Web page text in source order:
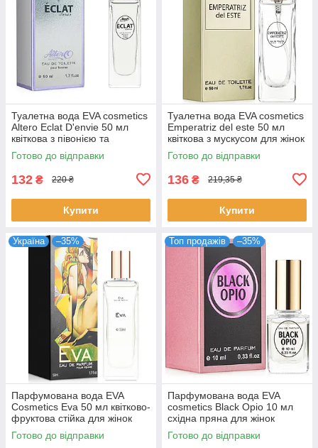
Туалетна вода EVA cosmetics
Altero Eclat D'envie 50 мл
квіткова з півонією та
мускусом для жінок парфуми
Ева
Готово до відправки
132 ₴ 220 ₴
Купити
Туалетна вода EVA cosmetics
Emperatriz del este 50 мл
квіткова з мускусом для жінок
парфуми Ева Косметікс
Готово до відправки
136 ₴ 219,35 ₴
Купити
Україна –35%
Парфумована вода EVA
Cosmetics Eva 50 мл квітково-
фруктова стійка для жінок
Єва Косметікс
Готово до відправки
Топ продажів –35%
Парфумована вода EVA
cosmetics Black Opio 10 мл
східна пряна для жінок
стійкий аромат з нотами кави
Ева косметікс
Готово до відправки